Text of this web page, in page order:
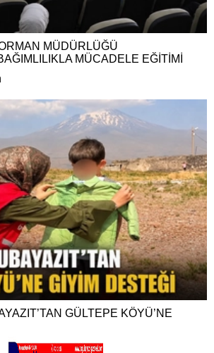
MÜDÜRLÜĞÜ
MÜCADELE EĞİTİMİ
GÜLTEPE KÖYÜ’NE
Baran